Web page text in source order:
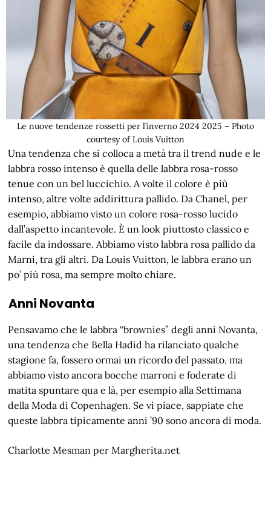
Le nuove tendenze rossetti per l’inverno 2024 2025 – Photo
courtesy of Louis Vuitton
Una tendenza che si colloca a metà tra il trend nude e le
labbra rosso intenso è quella delle labbra rosa-rosso
tenue con un bel luccichio. A volte il colore è più
intenso, altre volte addirittura pallido. Da Chanel, per
esempio, abbiamo visto un colore rosa-rosso lucido
dall’aspetto incantevole. È un look piuttosto classico e
facile da indossare. Abbiamo visto labbra rosa pallido da
Marni, tra gli altri. Da Louis Vuitton, le labbra erano un
po’ più rosa, ma sempre molto chiare.
Anni Novanta
Pensavamo che le labbra “brownies” degli anni Novanta,
una tendenza che Bella Hadid ha rilanciato qualche
stagione fa, fossero ormai un ricordo del passato, ma
abbiamo visto ancora bocche marroni e foderate di
matita spuntare qua e là, per esempio alla Settimana
della Moda di Copenhagen. Se vi piace, sappiate che
queste labbra tipicamente anni ’90 sono ancora di moda.
Charlotte Mesman per Margherita.net